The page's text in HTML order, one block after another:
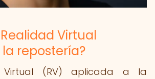
Virtual
repostería?
Virtual (RV) aplicada a la